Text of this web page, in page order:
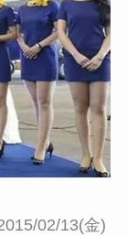
02/13(金)